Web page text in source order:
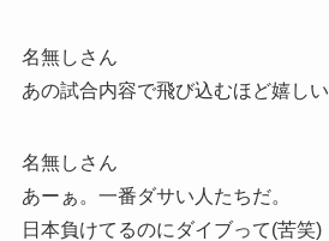
名無しさん
あの試合内容で飛び込むほど嬉しい
名無しさん
あーぁ。一番ダサい人たちだ。
日本負けてるのにダイブって(苦笑)